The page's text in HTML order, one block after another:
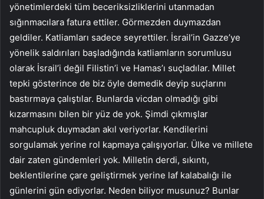
yönetimlerdeki tüm beceriksizliklerini utanmadan
sığınmacılara fatura ettiler. Görmezden duymazdan
geldiler. Katliamları sadece seyrettiler. İsrail’in Gazze’ye
yönelik saldırıları başladığında katliamların sorumlusu
olarak İsrail’i değil Filistin’i ve Hamas’ı suçladılar. Millet
tepki gösterince de biz öyle demedik deyip suçlarını
bastırmaya çalıştılar. Bunlarda vicdan olmadığı gibi
kızarmasını bilen bir yüz de yok. Şimdi çıkmışlar
mahcupluk duymadan akıl veriyorlar. Kendilerini
sorgulamak yerine rol kapmaya çalışıyorlar. Ülke ve millete
dair zaten gündemleri yok. Milletin derdi, sıkıntı,
beklentilerine çare geliştirmek yerine laf kalabalığı ile
günlerini gün ediyorlar. Neden biliyor musunuz? Bunlar